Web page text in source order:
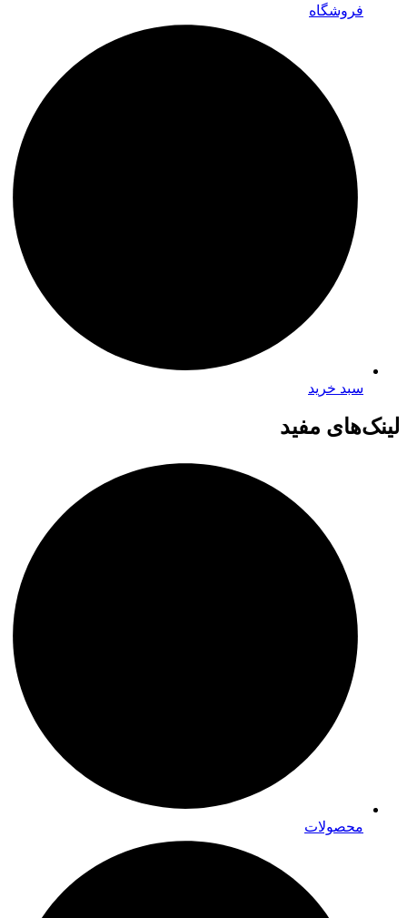
فروشگاه
سبد خرید
لینک‌های مفید
محصولات